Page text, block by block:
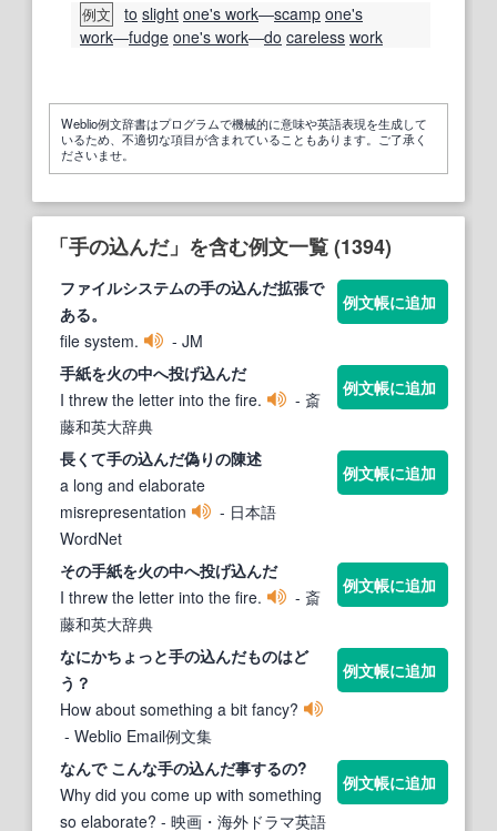
例文 to slight one's work―scamp one's
work―fudge one's work―do careless work
Weblio例文辞書はプログラムで機械的に意味や英語表現を生成して
いるため、不適切な項目が含まれていることもあります。ご了承く
ださいませ。
「手の込んだ」を含む例文一覧 (1394)
ファイルシステムの手の込んだ拡張で
ある。
file system.
- JM
例文帳に追加
手紙を火の中へ投げ込んだ
I threw the letter into the fire.
- 斎
藤和英大辞典
例文帳に追加
長くて手の込んだ偽りの陳述
a long and elaborate
misrepresentation
- 日本語
WordNet
例文帳に追加
その手紙を火の中へ投げ込んだ
I threw the letter into the fire.
- 斎
藤和英大辞典
例文帳に追加
なにかちょっと手の込んだものはど
う？
How about something a bit fancy?
- Weblio Email例文集
例文帳に追加
なんで こんな手の込んだ事するの?
Why did you come up with something
so elaborate? - 映画・海外ドラマ英語
例文帳に追加